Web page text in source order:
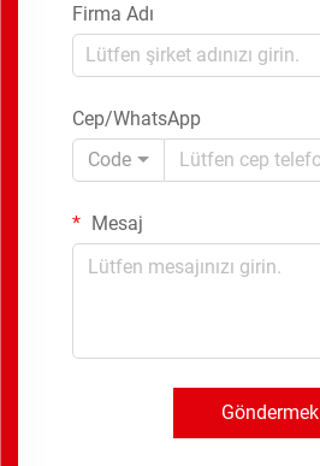
Firma Adı
Cep/WhatsApp
Code
Mesaj
Göndermek